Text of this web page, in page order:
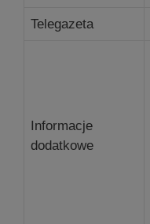
Telegazeta
Informacje
dodatkowe